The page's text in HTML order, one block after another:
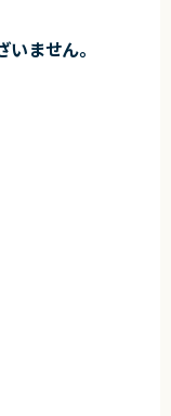
ません。